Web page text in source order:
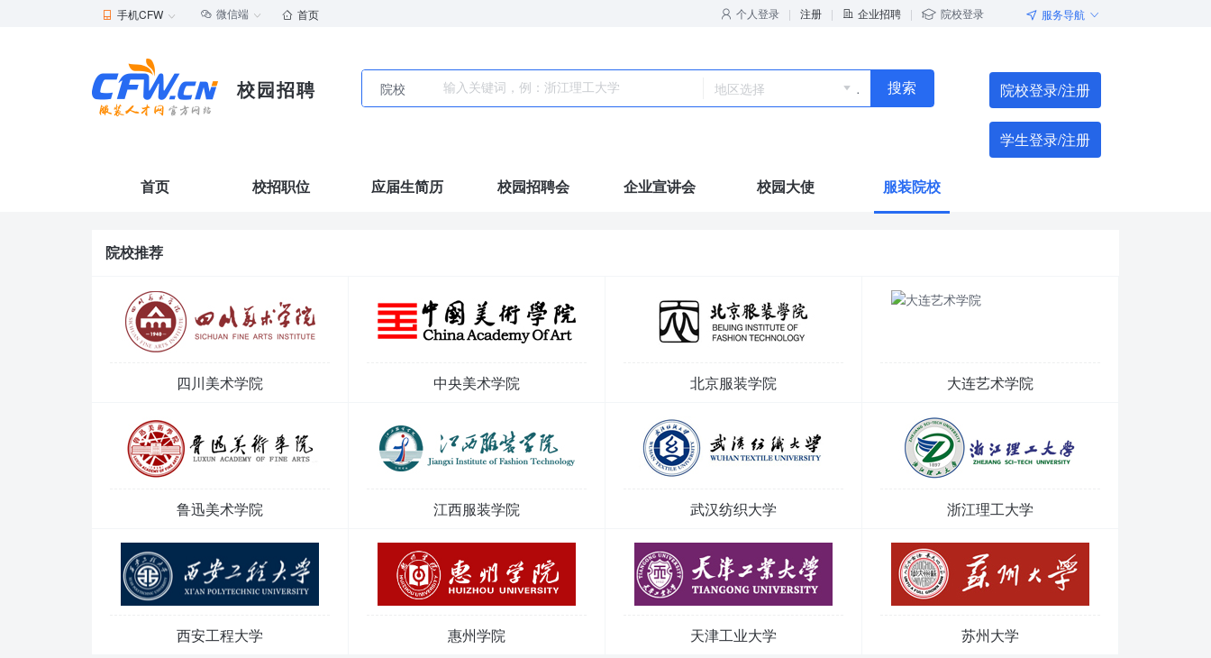
 手机CFW   微信端   首页  个人登录 | 注册 |  企业招聘 |  院校登录  服务导航 
校园招聘 院校  搜索 院校登录/注册
学生登录/注册
首页 校招职位 应届生简历 校园招聘会 企业宣讲会 校园大使 服装院校
院校推荐
四川美术学院 中央美术学院 北京服装学院 大连艺术学院
鲁迅美术学院 江西服装学院 武汉纺织大学 浙江理工大学
西安工程大学 惠州学院 天津工业大学 苏州大学